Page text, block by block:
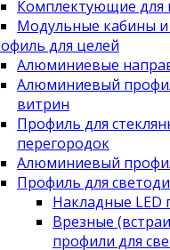
Комплектующие для
Модульные кабины и
для целей
Алюминиевые
Алюминиевый
витрин
Профиль для
перегородок
Алюминиевый
Профиль для
Накладные LED
Врезные
профили для